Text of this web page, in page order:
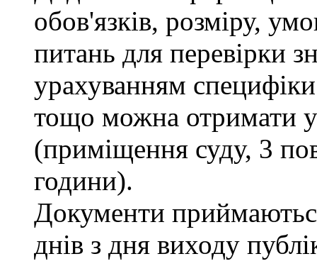
обов'язків, розміру,
питань для перевірки
урахуванням
тощо можна отримати у
(приміщення суду, 3
години).
Документи
днів з дня виходу